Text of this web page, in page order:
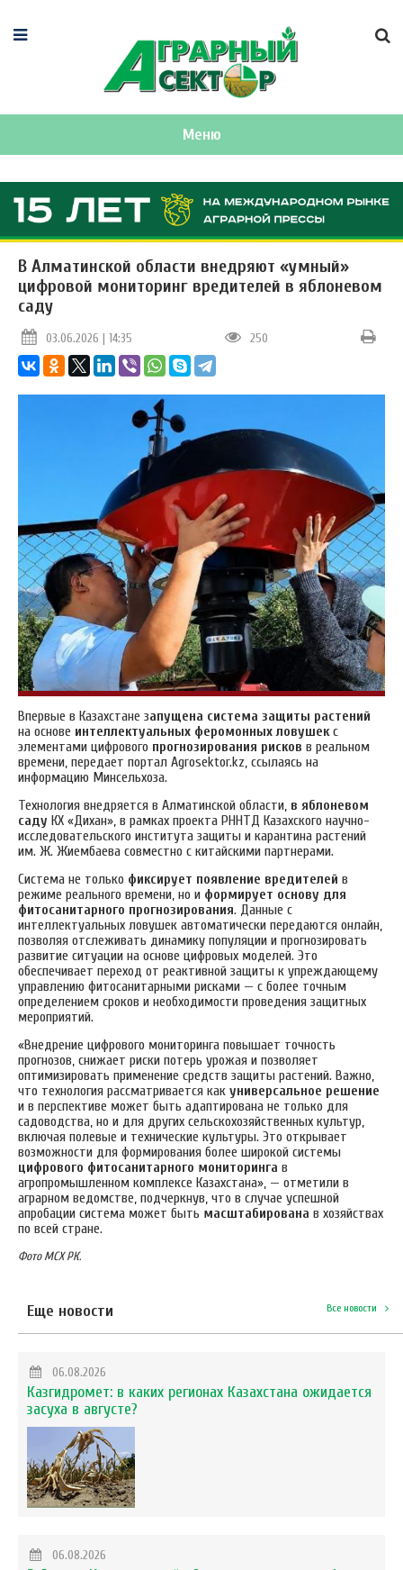
Меню
В Алматинской области внедряют «умный»
цифровой мониторинг вредителей в яблоневом
саду
03.06.2026 | 14:35 250
Впервые в Казахстане запущена система защиты растений
на основе интеллектуальных феромонных ловушекс
элементами цифрового прогнозирования рисков в реальном
времени, передает портал Аgrosektor.kz, ссылаясь на
информацию Минсельхоза.
Технология внедряется в Алматинской области, в яблоневом
саду КХ «Дихан», в рамках проекта РННТД Казахского научно-
исследовательского института защиты и карантина растений
им. Ж. Жиембаева совместно с китайскими партнерами.
Система не только фиксирует появление вредителей в
режиме реального времени, но и формирует основу для
фитосанитарного прогнозирования. Данные с
интеллектуальных ловушек автоматически передаются онлайн,
позволяя отслеживать динамику популяции и прогнозировать
развитие ситуации на основе цифровых моделей. Это
обеспечивает переход от реактивной защиты к упреждающему
управлению фитосанитарными рисками — с более точным
определением сроков и необходимости проведения защитных
мероприятий.
«Внедрение цифрового мониторинга повышает точность
прогнозов, снижает риски потерь урожая и позволяет
оптимизировать применение средств защиты растений. Важно,
что технология рассматривается как универсальное решение
и в перспективе может быть адаптирована не только для
садоводства, но и для других сельскохозяйственных культур,
включая полевые и технические культуры. Это открывает
возможности для формирования более широкой системы
цифрового фитосанитарного мониторинга в
агропромышленном комплексе Казахстана», — отметили в
аграрном ведомстве, подчеркнув, что в случае успешной
апробации система может быть масштабирована в хозяйствах
по всей стране.
Фото МСХ РК.
Еще новости Все новости
06.08.2026
Казгидромет: в каких регионах Казахстана ожидается
засуха в августе?
06.08.2026